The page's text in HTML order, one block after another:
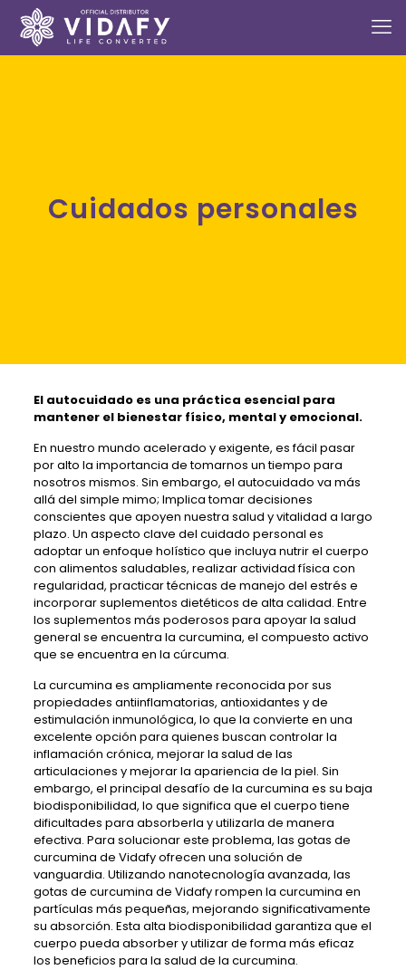
Cuidados personales
El autocuidado es una práctica esencial para
mantener el bienestar físico, mental y emocional.
En nuestro mundo acelerado y exigente, es fácil pasar
por alto la importancia de tomarnos un tiempo para
nosotros mismos. Sin embargo, el autocuidado va más
allá del simple mimo; Implica tomar decisiones
conscientes que apoyen nuestra salud y vitalidad a largo
plazo. Un aspecto clave del cuidado personal es
adoptar un enfoque holístico que incluya nutrir el cuerpo
con alimentos saludables, realizar actividad física con
regularidad, practicar técnicas de manejo del estrés e
incorporar suplementos dietéticos de alta calidad. Entre
los suplementos más poderosos para apoyar la salud
general se encuentra la curcumina, el compuesto activo
que se encuentra en la cúrcuma.
La curcumina es ampliamente reconocida por sus
propiedades antiinflamatorias, antioxidantes y de
estimulación inmunológica, lo que la convierte en una
excelente opción para quienes buscan controlar la
inflamación crónica, mejorar la salud de las
articulaciones y mejorar la apariencia de la piel. Sin
embargo, el principal desafío de la curcumina es su baja
biodisponibilidad, lo que significa que el cuerpo tiene
dificultades para absorberla y utilizarla de manera
efectiva. Para solucionar este problema, las gotas de
curcumina de Vidafy ofrecen una solución de
vanguardia. Utilizando nanotecnología avanzada, las
gotas de curcumina de Vidafy rompen la curcumina en
partículas más pequeñas, mejorando significativamente
su absorción. Esta alta biodisponibilidad garantiza que el
cuerpo pueda absorber y utilizar de forma más eficaz
los beneficios para la salud de la curcumina.